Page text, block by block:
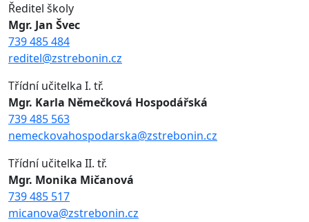
Ředitel školy
Mgr. Jan Švec
739 485 484
reditel@zstrebonin.cz
Třídní učitelka I. tř.
Mgr. Karla Němečková Hospodářská
739 485 563
nemeckovahospodarska@zstrebonin.cz
Třídní učitelka II. tř.
Mgr. Monika Mičanová
739 485 517
micanova@zstrebonin.cz